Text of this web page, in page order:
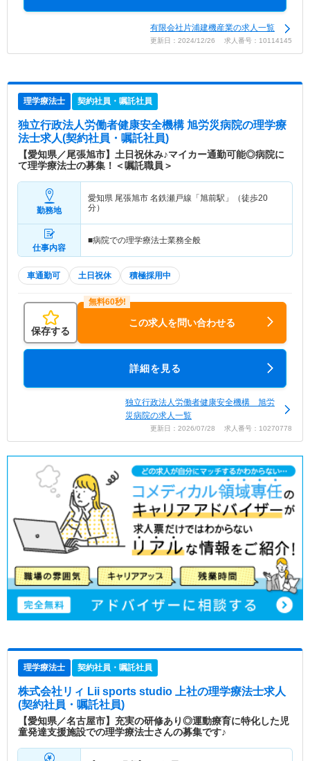
有限会社片浦建機産業の求人一覧
更新日：2024/12/26 求人番号：10114145
理学療法士 契約社員・嘱託社員
独立行政法人労働者健康安全機構 旭労災病院の理学療
法士求人(契約社員・嘱託社員)
【愛知県／尾張旭市】土日祝休み♪マイカー通勤可能◎病院に
て理学療法士の募集！＜嘱託職員＞
勤務地
愛知県 尾張旭市 名鉄瀬戸線「旭前駅」（徒歩20
分）
仕事内容
■病院での理学療法士業務全般
車通勤可 土日祝休 積極採用中
保存する
この求人を問い合わせる
詳細を見る
独立行政法人労働者健康安全機構 旭労
災病院の求人一覧
更新日：2026/07/28 求人番号：10270778
理学療法士 契約社員・嘱託社員
株式会社リィ Lii sports studio 上社の理学療法士求人
(契約社員・嘱託社員)
【愛知県／名古屋市】充実の研修あり◎運動療育に特化した児
童発達支援施設での理学療法士さんの募集です♪